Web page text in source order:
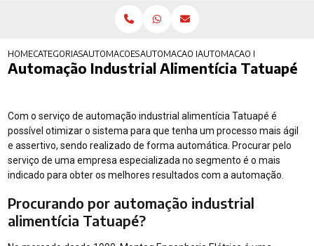
HOMECATEGORIASAUTOMACOES INDUSTRIAISAUTOMACAO INDUSTRIAL PNEUMATICA
AUTOMACAO INDUSTRIAL
Automação Industrial Alimentícia Tatuapé
Com o serviço de automação industrial alimentícia Tatuapé é
possível otimizar o sistema para que tenha um processo mais ágil
e assertivo, sendo realizado de forma automática. Procurar pelo
serviço de uma empresa especializada no segmento é o mais
indicado para obter os melhores resultados com a automação.
Procurando por automação industrial
alimentícia Tatuapé?